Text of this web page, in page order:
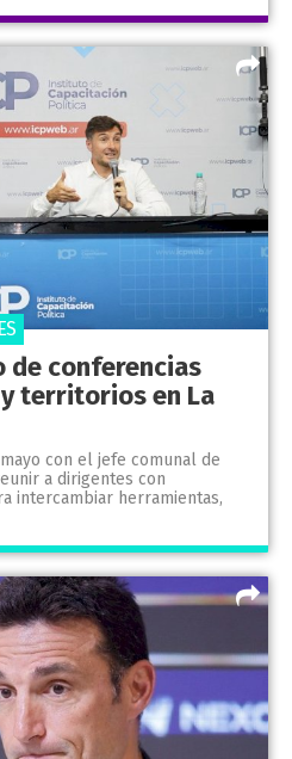
de conferencias
territorios en La
con el jefe comunal de
a dirigentes con
intercambiar herramientas,